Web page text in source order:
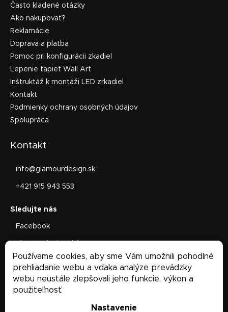
Používame cookies, aby sme Vám umožnili pohodlné
prehliadanie webu a vďaka analýze prevádzky
webu neustále zlepšovali jeho funkcie, výkon a
použiteľnosť.
Nastavenie
Často kladené otázky
Ako nakupovať?
Reklamácie
Doprava a platba
Pomoc pri konfigurácii zkadiel
Lepenie tapiet Wall Art
Inštruktáž k montáži LED zrkadiel
Kontakt
Podmienky ochrany osobných údajov
Spolupráca
Kontakt
info@glamourdesign.sk
+421 915 943 553
Facebook
Facebook